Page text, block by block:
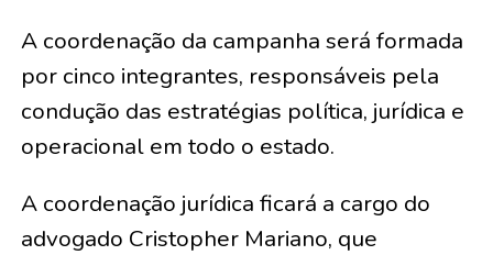
A coordenação da campanha será formada
por cinco integrantes, responsáveis pela
condução das estratégias política, jurídica e
operacional em todo o estado.
A coordenação jurídica ficará a cargo do
advogado Cristopher Mariano, que